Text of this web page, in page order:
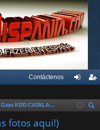
Contáctenos
nti ist
1ª Gran KDD CATALANA 2007
fotos aqui!)